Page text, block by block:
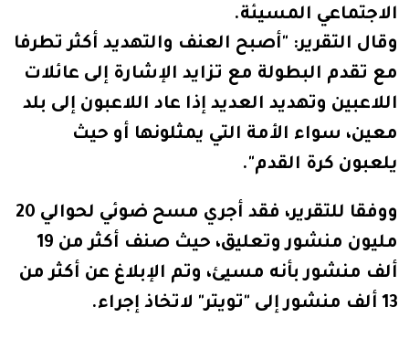
الاجتماعي المسيئة.
وقال التقرير: "أصبح العنف والتهديد أكثر تطرفا
مع تقدم البطولة مع تزايد الإشارة إلى عائلات
اللاعبين وتهديد العديد إذا عاد اللاعبون إلى بلد
معين، سواء الأمة التي يمثلونها أو حيث
يلعبون كرة القدم".
ووفقا للتقرير، فقد أجري مسح ضوئي لحوالي 20
مليون منشور وتعليق، حيث صنف أكثر من 19
ألف منشور بأنه مسيئ، وتم الإبلاغ عن أكثر من
13 ألف منشور إلى "تويتر" لاتخاذ إجراء.